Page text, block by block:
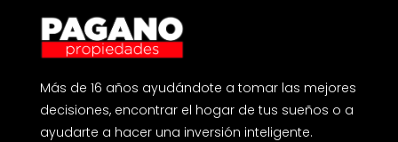
Más de 16 años ayudándote a tomar las mejores
decisiones, encontrar el hogar de tus sueños o a
ayudarte a hacer una inversión inteligente.